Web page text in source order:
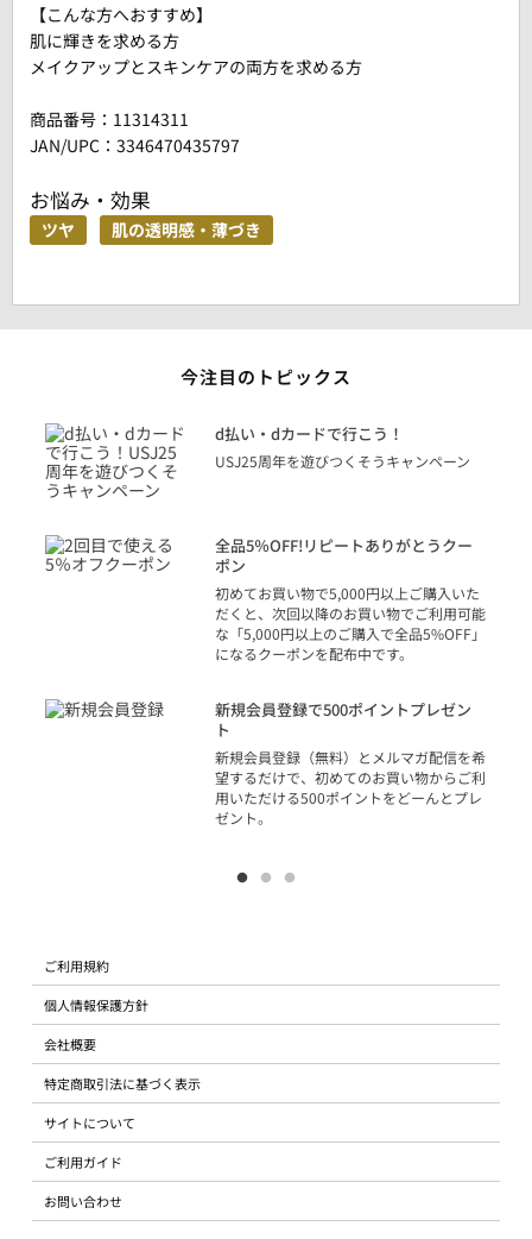
【こんな方へおすすめ】
肌に輝きを求める方
メイクアップとスキンケアの両方を求める方
商品番号： 11314311
JAN/UPC：3346470435797
お悩み・効果
ツヤ 肌の透明感・薄づき
今注目のトピックス
d払い・dカードで行こう！
USJ25周年を遊びつくそうキャンペーン
全品5％OFF!リピートありがとうクー
ポン
初めてお買い物で5,000円以上ご購入いた
だくと、次回以降のお買い物でご利用可能
な「5,000円以上のご購入で全品5%OFF」
になるクーポンを配布中です。
新規会員登録で500ポイントプレゼン
ト
新規会員登録（無料）とメルマガ配信を希
望するだけで、初めてのお買い物からご利
用いただける500ポイントをどーんとプレ
ゼント。
ご利用規約
個人情報保護方針
会社概要
特定商取引法に基づく表示
サイトについて
ご利用ガイド
お問い合わせ